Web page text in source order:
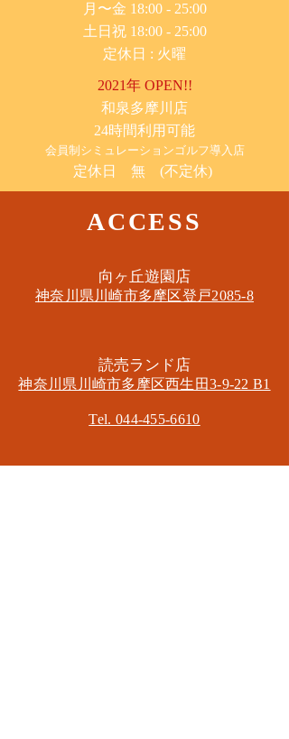
月〜金 18:00 - 25:00
土日祝 18:00 - 25:00
​定休日 : 火曜
2021年 OPEN!!
​和泉多摩川店
24時間利用可能
​会員制シミュレーションゴルフ導入店
定休日 無 (不定休)
ACCESS
​向ヶ丘遊園店
神奈川県川崎市多摩区​登戸2085-8
​読売ランド店
神奈川県川崎市多摩区​西生田3-9-22 B1
Tel. 044-455-6610